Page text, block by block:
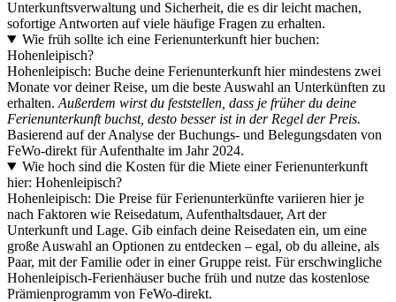
Unterkunftsverwaltung und Sicherheit, die es dir leicht machen,
sofortige Antworten auf viele häufige Fragen zu erhalten.
Wie früh sollte ich eine Ferienunterkunft hier buchen:
Hohenleipisch?
Hohenleipisch: Buche deine Ferienunterkunft hier mindestens zwei
Monate vor deiner Reise, um die beste Auswahl an Unterkünften zu
erhalten. Außerdem wirst du feststellen, dass je früher du deine
Ferienunterkunft buchst, desto besser ist in der Regel der Preis.
Basierend auf der Analyse der Buchungs- und Belegungsdaten von
FeWo-direkt für Aufenthalte im Jahr 2024.
Wie hoch sind die Kosten für die Miete einer Ferienunterkunft
hier: Hohenleipisch?
Hohenleipisch: Die Preise für Ferienunterkünfte variieren hier je
nach Faktoren wie Reisedatum, Aufenthaltsdauer, Art der
Unterkunft und Lage. Gib einfach deine Reisedaten ein, um eine
große Auswahl an Optionen zu entdecken – egal, ob du alleine, als
Paar, mit der Familie oder in einer Gruppe reist. Für erschwingliche
Hohenleipisch-Ferienhäuser buche früh und nutze das kostenlose
Prämienprogramm von FeWo-direkt.